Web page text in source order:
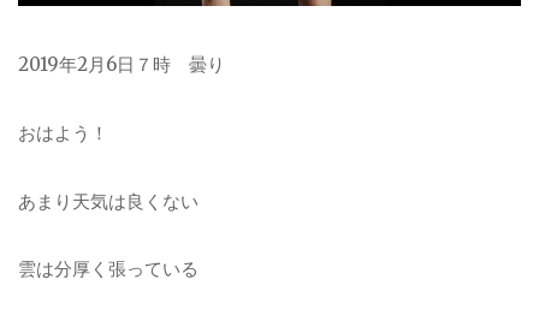
2019年2月6日７時 曇り
おはよう！
あまり天気は良くない
雲は分厚く張っている